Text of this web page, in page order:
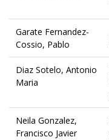
Garate Fernandez-
Cossio, Pablo
Diaz Sotelo, Antonio
Maria
Neila Gonzalez,
Francisco Javier